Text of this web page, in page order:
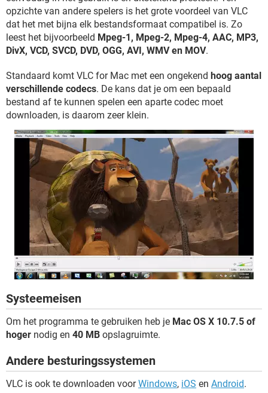
opzichte van andere spelers is het grote voordeel van VLC
dat het met bijna elk bestandsformaat compatibel is. Zo
leest het bijvoorbeeld Mpeg-1, Mpeg-2, Mpeg-4, AAC, MP3,
DivX, VCD, SVCD, DVD, OGG, AVI, WMV en MOV.
Standaard komt VLC for Mac met een ongekend hoog aantal
verschillende codecs. De kans dat je om een bepaald
bestand af te kunnen spelen een aparte codec moet
downloaden, is daarom zeer klein.
Systeemeisen
Om het programma te gebruiken heb je Mac OS X 10.7.5 of
hoger nodig en 40 MB opslagruimte.
Andere besturingssystemen
VLC is ook te downloaden voorWindows, iOS en Android.